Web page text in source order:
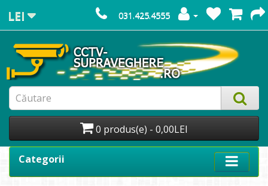
LEI 031.425.4555
0 produs(e) - 0,00LEI
Categorii